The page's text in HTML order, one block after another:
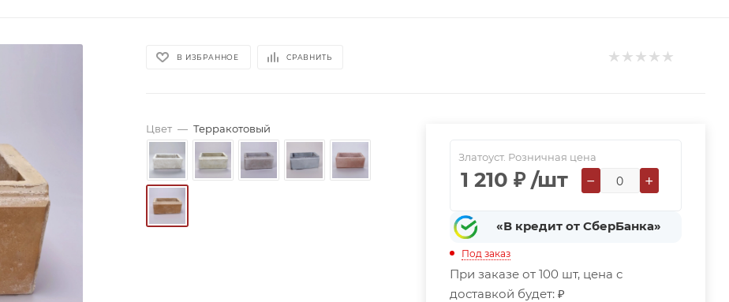
В ИЗБРАННОЕ СРАВНИТЬ
Цвет — Терракотовый
Златоуст. Розничная цена
1 210 ₽ /шт − +
«В кредит от СберБанка»
Под заказ
При заказе от 100 шт, цена с
доставкой будет: ₽